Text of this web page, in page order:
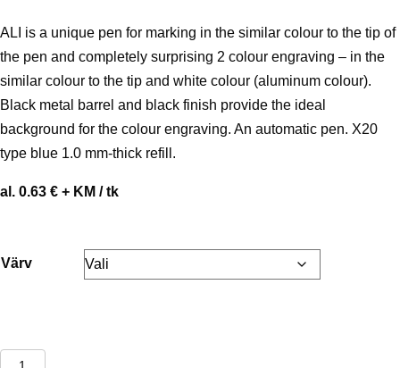
ALI is a unique pen for marking in the similar colour to the tip of
the pen and completely surprising 2 colour engraving – in the
similar colour to the tip and white colour (aluminum colour).
Black metal barrel and black finish provide the ideal
background for the colour engraving. An automatic pen. X20
type blue 1.0 mm-thick refill.
al. 0.63 € + KM / tk
Värv
Pastapliiats